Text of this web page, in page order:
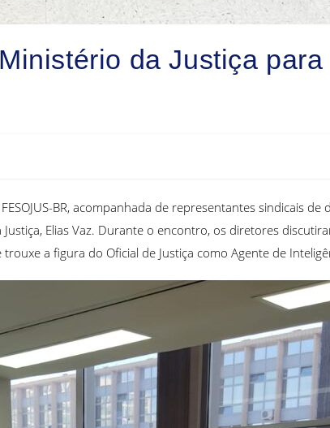
da Justiça
BR, acompanhada de representantes sindicais
Elias Vaz. Durante o encontro, os diretores
a figura do Oficial de Justiça como Agente de